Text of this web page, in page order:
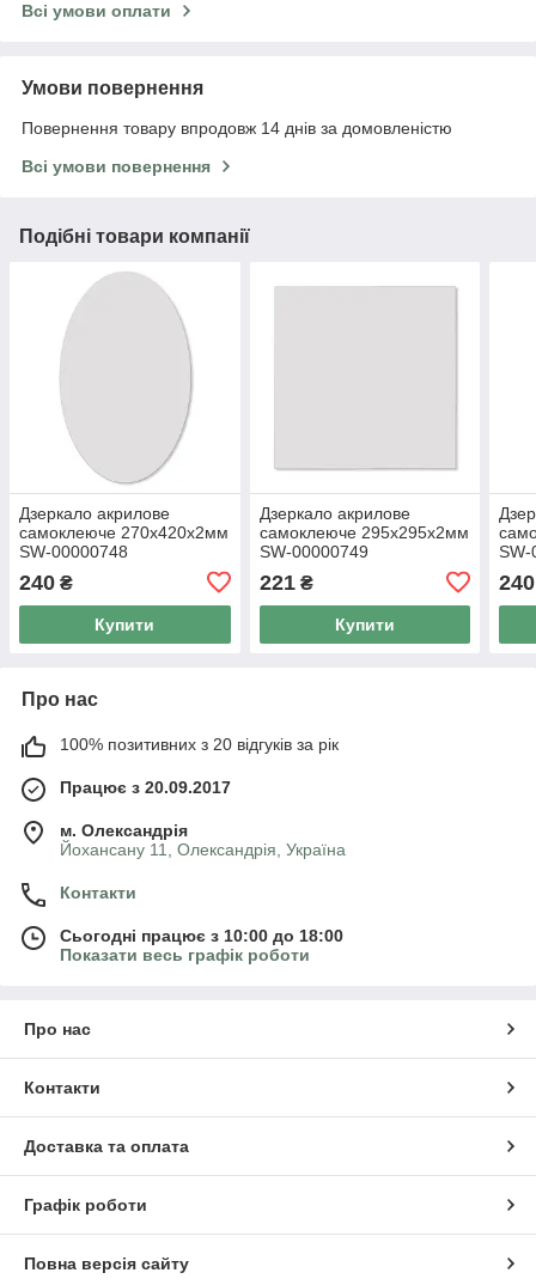
Всі умови оплати
Умови повернення
Повернення товару впродовж 14 днів за домовленістю
Всі умови повернення
Подібні товари компанії
Дзеркало акрилове
самоклеюче 270х420х2мм
SW-00000748
240 ₴
Купити
Дзеркало акрилове
самоклеюче 295х295х2мм
SW-00000749
221₴
Купити
SW-
240
Про нас
100% позитивних з 20 відгуків за рік
Працює з 20.09.2017
м. Олександрія
Йохансану 11, Олександрія, Україна
Контакти
Сьогодні працює з 10:00 до 18:00
Показати весь графік роботи
Про нас
Контакти
Доставка та оплата
Графік роботи
Повна версія сайту